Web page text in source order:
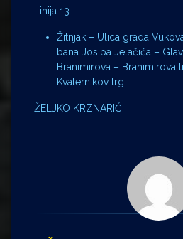
Linija 13:
Žitnjak – Ulica grada
bana Josipa Jelačića –
Branimirova – Branimirova
Kvaternikov trg
ŽELJKO KRZNARIĆ